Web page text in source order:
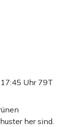
Uhr 79T
her sind.